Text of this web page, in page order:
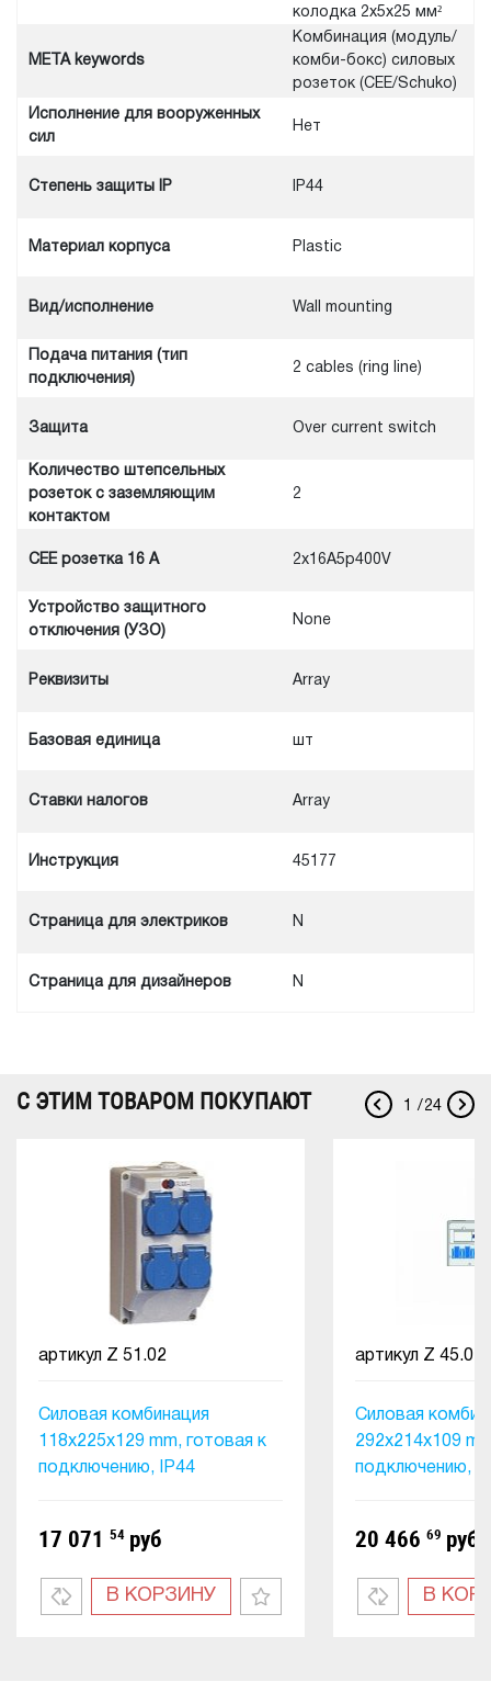
колодка 2x5x25 мм²
META keywords
Комбинация (модуль/
комби-бокс) силовых
розеток (CEE/Schuko)
Исполнение для вооруженных
сил
Нет
Степень защиты IP IP44
Материал корпуса Plastic
Вид/исполнение Wall mounting
Подача питания (тип
подключения)
2 cables (ring line)
Защита Over current switch
Количество штепсельных
розеток с заземляющим
контактом
2
CEE розетка 16 А 2x16A5p400V
Устройство защитного
отключения (УЗО)
None
Реквизиты Array
Базовая единица шт
Ставки налогов Array
Инструкция 45177
Cтраница для электриков N
Cтраница для дизайнеров N
С ЭТИМ ТОВАРОМ ПОКУПАЮТ / 24
Силовая комбинация
118x225x129 mm, готовая к
подключению, IP44
артикул Z 51.02
17 071 54 руб
В КОРЗИНУ
Силовая
292x214x109
подключению,
артикул Z 45.02
20 466 69 руб
В
1